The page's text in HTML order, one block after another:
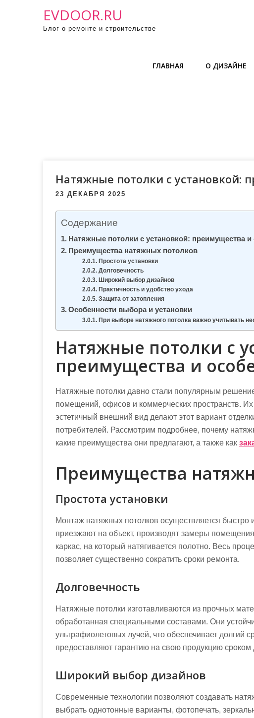
EVDOOR.RU
Блог о ремонте и строительстве
ГЛАВНАЯ О ДИЗАЙНЕ
Натяжные потолки с установкой:
23 ДЕКАБРЯ 2025
Содержание
Натяжные потолки с установкой: преимущества и
Преимущества натяжных потолков
Простота установки
Долговечность
Широкий выбор дизайнов
Практичность и удобство ухода
Защита от затопления
Особенности выбора и установки
При выборе натяжного потолка важно учитывать
Натяжные потолки с
преимущества и
Натяжные потолки давно стали популярным
помещений, офисов и коммерческих пространств.
эстетичный внешний вид делают этот вариант
потребителей. Рассмотрим подробнее, почему
какие преимущества они предлагают, а также как
Преимущества
Простота установки
Монтаж натяжных потолков осуществляется быстро
приезжают на объект, производят замеры
каркас, на который натягивается полотно. Весь
позволяет существенно сократить сроки ремонта.
Долговечность
Натяжные потолки изготавливаются из прочных
обработанная специальными составами. Они
ультрафиолетовых лучей, что обеспечивает долгий
предоставляют гарантию на свою продукцию сроком
Широкий выбор дизайнов
Современные технологии позволяют создавать
выбрать однотонные варианты, фотопечать,